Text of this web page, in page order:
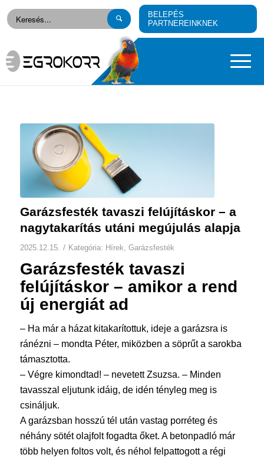
BELEPÉS
PARTNEREINKNEK
Garázsfesték tavaszi felújításkor – a
nagytakarítás utáni megújulás alapja
2025.12.15. / Kategória: Hírek Garázsfesték
Garázsfesték tavaszi
felújításkor – amikor a rend
új energiát ad
– Ha már a házat kitakarítottuk, ideje a garázsra is
ránézni – mondta Péter, miközben a söprűt a sarokba
támasztotta.
– Végre kimondtad! – nevetett Zsuzsa. – Minden
tavasszal eljutunk idáig, de idén tényleg meg is
csináljuk.
A garázsban hosszú tél után vastag porréteg és
néhány sötét olajfolt fogadta őket. A betonpadló már
több helyen foltos volt, és néhol felpattogott a régi